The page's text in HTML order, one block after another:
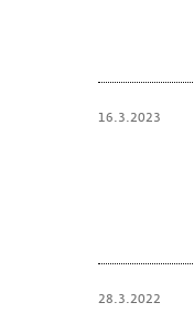
16.3.2023
28.3.2022